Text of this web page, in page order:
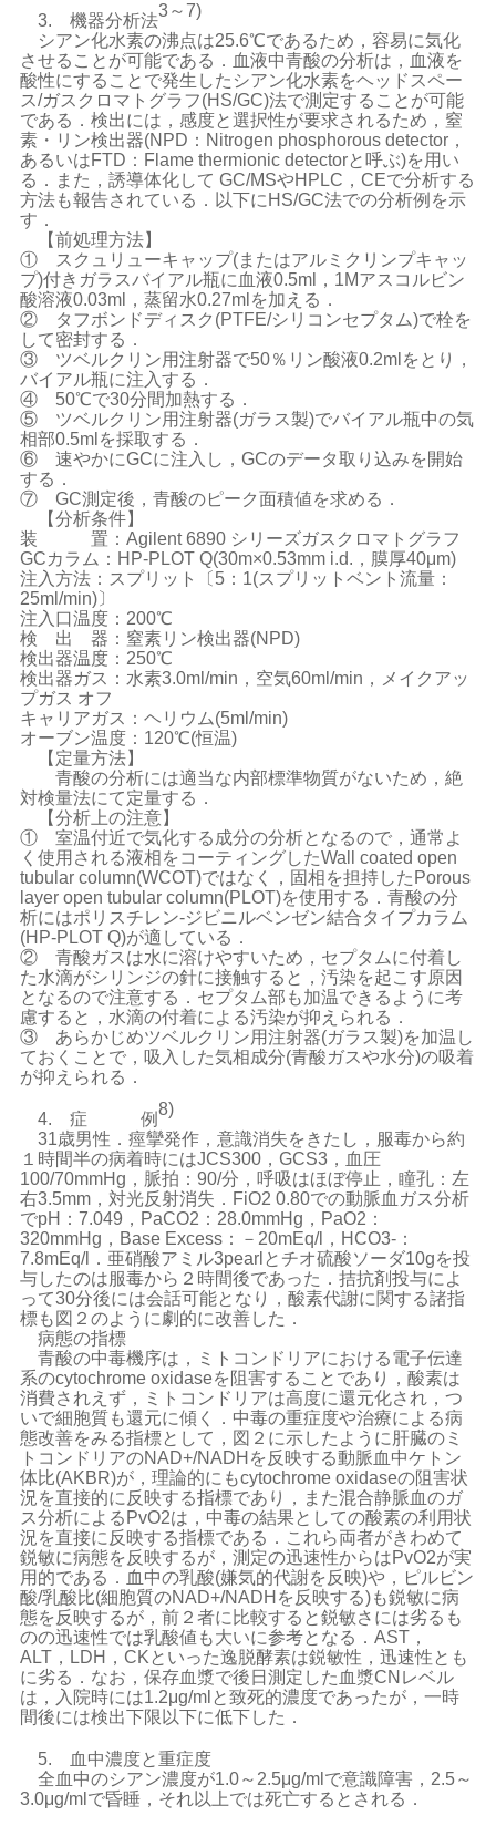
3. 機器分析法3～7)
シアン化水素の沸点は25.6℃であるため，容易に気化
させることが可能である．血液中青酸の分析は，血液を
酸性にすることで発生したシアン化水素をヘッドスペー
ス/ガスクロマトグラフ(HS/GC)法で測定することが可能
である．検出には，感度と選択性が要求されるため，窒
素・リン検出器(NPD：Nitrogen phosphorous detector，
あるいはFTD：Flame thermionic detectorと呼ぶ)を用い
る．また，誘導体化して GC/MSやHPLC，CEで分析する
方法も報告されている．以下にHS/GC法での分析例を示
す．
【前処理方法】
① スクュリューキャップ(またはアルミクリンプキャッ
プ)付きガラスバイアル瓶に血液0.5ml，1Mアスコルビン
酸溶液0.03ml，蒸留水0.27mlを加える．
② タフボンドディスク(PTFE/シリコンセプタム)で栓を
して密封する．
③ ツベルクリン用注射器で50％リン酸液0.2mlをとり，
バイアル瓶に注入する．
④ 50℃で30分間加熱する．
⑤ ツベルクリン用注射器(ガラス製)でバイアル瓶中の気
相部0.5mlを採取する．
⑥ 速やかにGCに注入し，GCのデータ取り込みを開始
する．
⑦ GC測定後，青酸のピーク面積値を求める．
【分析条件】
装 置：Agilent 6890 シリーズガスクロマトグラフ
GCカラム：HP-PLOT Q(30m×0.53mm i.d.，膜厚40μm)
注入方法：スプリット〔5：1(スプリットベント流量：
25ml/min)〕
注入口温度：200℃
検 出 器：窒素リン検出器(NPD)
検出器温度：250℃
検出器ガス：水素3.0ml/min，空気60ml/min，メイクアッ
プガス オフ
キャリアガス：ヘリウム(5ml/min)
オーブン温度：120℃(恒温)
【定量方法】
青酸の分析には適当な内部標準物質がないため，絶
対検量法にて定量する．
【分析上の注意】
① 室温付近で気化する成分の分析となるので，通常よ
く使用される液相をコーティングしたWall coated open
tubular column(WCOT)ではなく，固相を担持したPorous
layer open tubular column(PLOT)を使用する．青酸の分
析にはポリスチレン-ジビニルベンゼン結合タイプカラム
(HP-PLOT Q)が適している．
② 青酸ガスは水に溶けやすいため，セプタムに付着し
た水滴がシリンジの針に接触すると，汚染を起こす原因
となるので注意する．セプタム部も加温できるように考
慮すると，水滴の付着による汚染が抑えられる．
③ あらかじめツベルクリン用注射器(ガラス製)を加温し
ておくことで，吸入した気相成分(青酸ガスや水分)の吸着
が抑えられる．
4. 症 例 8)
31歳男性．痙攣発作，意識消失をきたし，服毒から約
１時間半の病着時にはJCS300，GCS3，血圧
100/70mmHg，脈拍：90/分，呼吸はほぼ停止，瞳孔：左
右3.5mm，対光反射消失．FiO2 0.80での動脈血ガス分析
でpH：7.049，PaCO2：28.0mmHg，PaO2：
320mmHg，Base Excess：－20mEq/l，HCO3-：
7.8mEq/l．亜硝酸アミル3pearlとチオ硫酸ソーダ10gを投
与したのは服毒から２時間後であった．拮抗剤投与によ
って30分後には会話可能となり，酸素代謝に関する諸指
標も図２のように劇的に改善した．
病態の指標
青酸の中毒機序は，ミトコンドリアにおける電子伝達
系のcytochrome oxidaseを阻害することであり，酸素は
消費されえず，ミトコンドリアは高度に還元化され，つ
いで細胞質も還元に傾く．中毒の重症度や治療による病
態改善をみる指標として，図２に示したように肝臓のミ
トコンドリアのNAD+/NADHを反映する動脈血中ケトン
体比(AKBR)が，理論的にもcytochrome oxidaseの阻害状
況を直接的に反映する指標であり，また混合静脈血のガ
ス分析によるPvO2は，中毒の結果としての酸素の利用状
況を直接に反映する指標である．これら両者がきわめて
鋭敏に病態を反映するが，測定の迅速性からはPvO2が実
用的である．血中の乳酸(嫌気的代謝を反映)や，ピルビン
酸/乳酸比(細胞質のNAD+/NADHを反映する)も鋭敏に病
態を反映するが，前２者に比較すると鋭敏さには劣るも
のの迅速性では乳酸値も大いに参考となる．AST，
ALT，LDH，CKといった逸脱酵素は鋭敏性，迅速性とも
に劣る．なお，保存血漿で後日測定した血漿CNレベル
は，入院時には1.2μg/mlと致死的濃度であったが，一時
間後には検出下限以下に低下した．
5. 血中濃度と重症度
全血中のシアン濃度が1.0～2.5μg/mlで意識障害，2.5～
3.0μg/mlで昏睡，それ以上では死亡するとされる．